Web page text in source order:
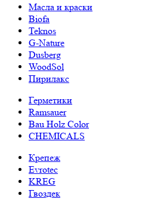
Масла и краски
Biofa
Teknos
G-Nature
Dusberg
WoodSol
Пирилакс
Герметики
Ramsauer
Bau Holz Color
CHEMICALS
Крепеж
Evrotec
KREG
Гвоздек